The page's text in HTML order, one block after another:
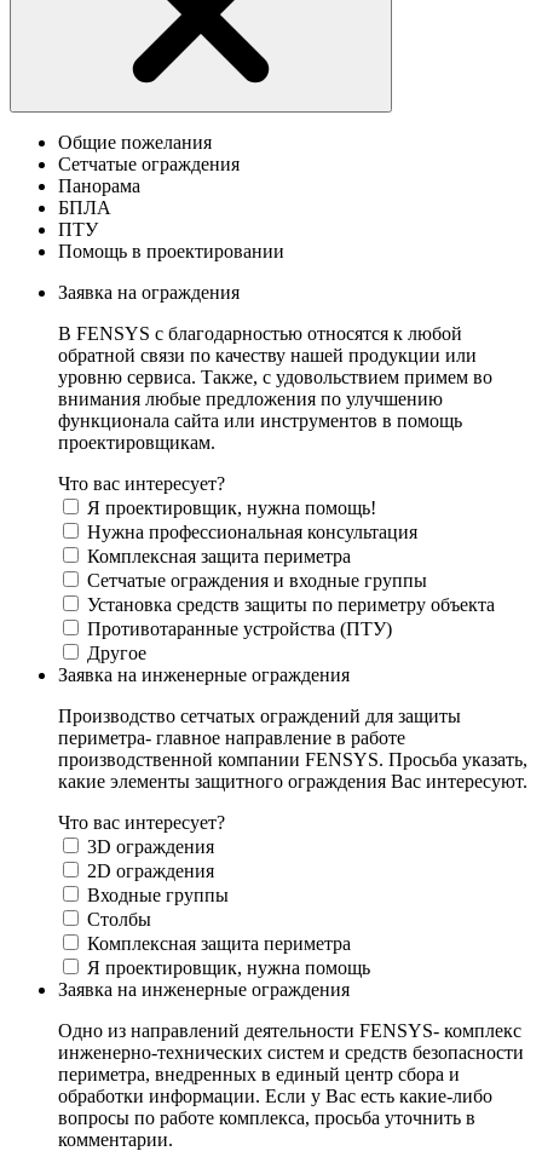
Общие пожелания
Сетчатые ограждения
Панорама
БПЛА
ПТУ
Помощь в проектировании
Заявка на ограждения
В FENSYS с благодарностью относятся к любой
обратной связи по качеству нашей продукции или
уровню сервиса. Также, с удовольствием примем во
внимания любые предложения по улучшению
функционала сайта или инструментов в помощь
проектировщикам.
Что вас интересует?
Я проектировщик, нужна помощь!
Нужна профессиональная консультация
Комплексная защита периметра
Сетчатые ограждения и входные группы
Установка средств защиты по периметру объекта
Противотаранные устройства (ПТУ)
Другое
Заявка на инженерные ограждения
Производство сетчатых ограждений для защиты
периметра- главное направление в работе
производственной компании FENSYS. Просьба указать,
какие элементы защитного ограждения Вас интересуют.
Что вас интересует?
3D ограждения
2D ограждения
Входные группы
Столбы
Комплексная защита периметра
Я проектировщик, нужна помощь
Заявка на инженерные ограждения
Одно из направлений деятельности FENSYS- комплекс
инженерно-технических систем и средств безопасности
периметра, внедренных в единый центр сбора и
обработки информации. Если у Вас есть какие-либо
вопросы по работе комплекса, просьба уточнить в
комментарии.